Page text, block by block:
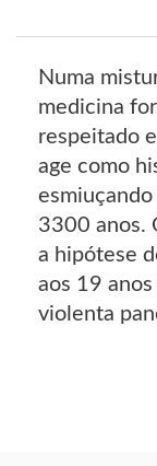
Numa
medicina
respeitado
age como
3300 anos.
a hipótese
aos 19
violenta